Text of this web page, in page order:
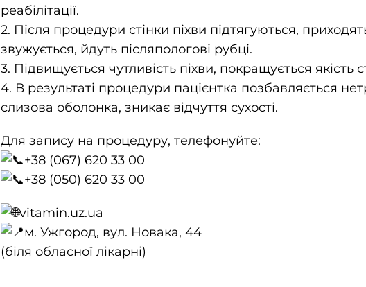
реабілітації.
2. Після процедури стінки піхви підтягуються,
звужується, йдуть післяпологові рубці.
3. Підвищується чутливість піхви, покращується якість
4. В результаті процедури пацієнтка позбавляється
слизова оболонка, зникає відчуття сухості.
Для запису на процедуру, телефонуйте:
+38 (067) 620 33 00
+38 (050) 620 33 00
vitamin.uz.ua
м. Ужгород, вул. Новака, 44
(біля обласної лікарні)